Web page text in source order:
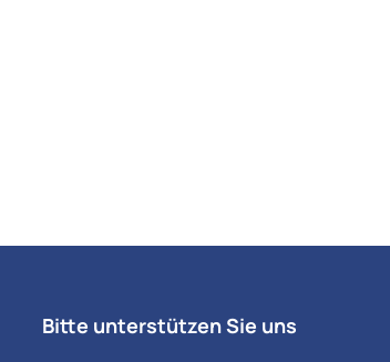
Bitte unterstützen Sie uns